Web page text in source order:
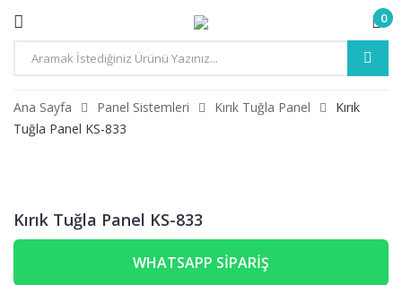
0
Ana Sayfa Panel Sistemleri Kırık Tuğla Panel
Kırık
Tuğla Panel KS-833
Kırık Tuğla Panel KS-833
WHATSAPP SIPARIŞ